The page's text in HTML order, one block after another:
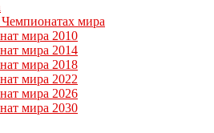
мира
мира 2010
мира 2014
мира 2018
мира 2022
мира 2026
мира 2030